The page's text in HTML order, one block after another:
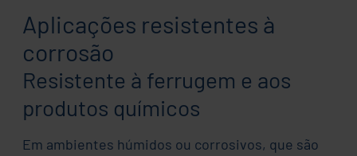
Aplicações resistentes à
corrosão
Resistente à ferrugem e aos
produtos químicos
Em ambientes húmidos ou corrosivos, que são